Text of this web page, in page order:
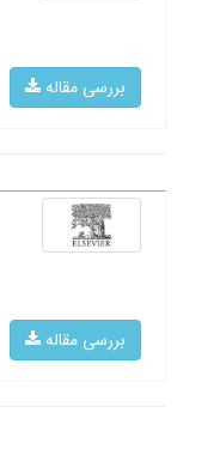
بررسی مقاله
بررسی مقاله